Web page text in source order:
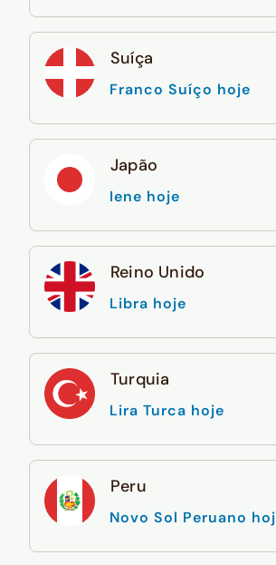
Suíça
Franco Suíço hoje
Japão
Iene hoje
Reino Unido
Libra hoje
Turquia
Lira Turca hoje
Peru
Novo Sol Peruano